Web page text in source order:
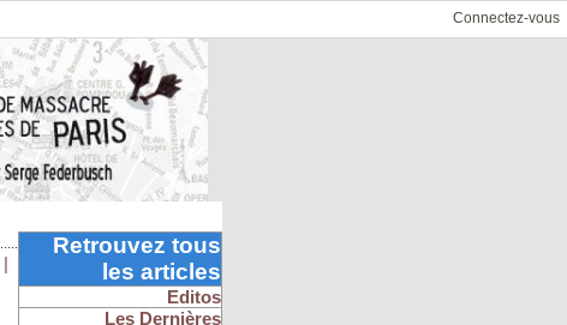
Connectez-vous
|
Retrouvez tous
les articles
Editos
Les Dernières